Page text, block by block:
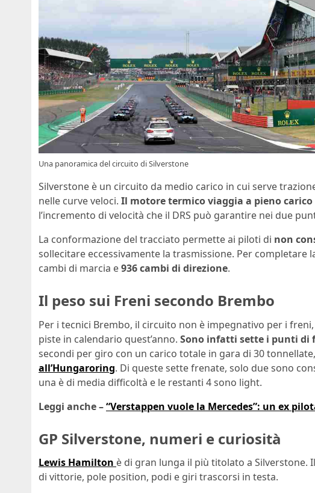
Una panoramica del circuito di Silverstone
Silverstone è un circuito da medio carico in cui serve
nelle curve veloci. Il motore termico viaggia a pieno carico
l’incremento di velocità che il DRS può garantire nei due
La conformazione del tracciato permette ai piloti di non
sollecitare eccessivamente la trasmissione. Per completare
cambi di marcia e936 cambi di direzione.
Il peso sui Freni secondo Brembo
Per i tecnici Brembo, il circuito non è impegnativo per i
piste in calendario quest’anno. Sono infatti sette i punti di
secondi per giro con un carico totale in gara di 30 tonnellate,
all’Hungaroring. Di queste sette frenate, solo due sono
una è di media difficoltà e le restanti 4 sono light.
Leggi anche –“Verstappen vuole la Mercedes”: un ex
GP Silverstone, numeri e curiosità
Lewis Hamilton è di gran lunga il più titolato a Silverstone.
di vittorie, pole position, podi e giri trascorsi in testa.